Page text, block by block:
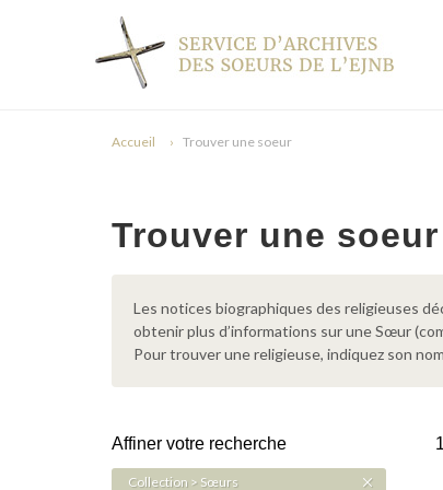
Accueil Trouver une soeur
Trouver une soeur
Les notices biographiques des religieuses
obtenir plus d’informations sur une Sœur
Pour trouver une religieuse, indiquez son
Affiner votre recherche
Collection > Sœurs